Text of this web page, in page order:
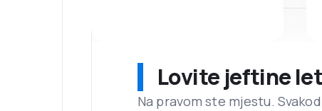
Lovite jeftine
Na pravom ste mjestu.